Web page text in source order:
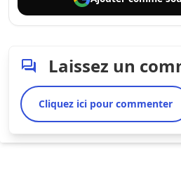
Laissez un
Cliquez ici pour commenter